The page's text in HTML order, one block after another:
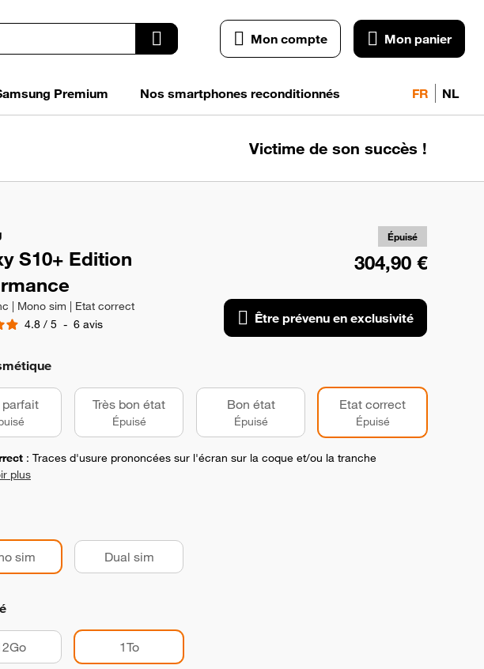
Mon compte Mon panier
Premium Nos smartphones reconditionnés FR NL
Victime de son succès !
S10+ Edition
| Mono sim | Etat correct
4.8 / 5 - 6 avis
Épuisé
304,90 €
Être prévenu en exclusivité
parfait Très bon état
Épuisé
Bon état
Épuisé
Etat correct
Épuisé
: Traces d'usure prononcées sur l'écran sur la coque et/ou la tranche
plus
sim Dual sim
1To